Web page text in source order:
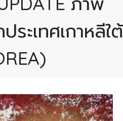
ระเทศเกาหลีใต้